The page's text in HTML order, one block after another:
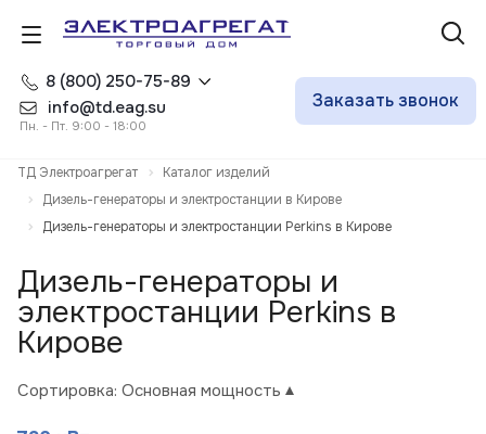
8 (800) 250-75-89
info@td.eag.su
Пн. - Пт. 9:00 - 18:00
Заказать звонок
ТД Электроагрегат
Каталог изделий
Дизель-генераторы и электростанции в Кирове
Дизель-генераторы и электростанции Perkins в Кирове
Дизель-генераторы и
электростанции Perkins в
Кирове
Сортировка: Основная мощность